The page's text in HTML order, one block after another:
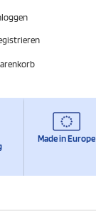
Made in Europe